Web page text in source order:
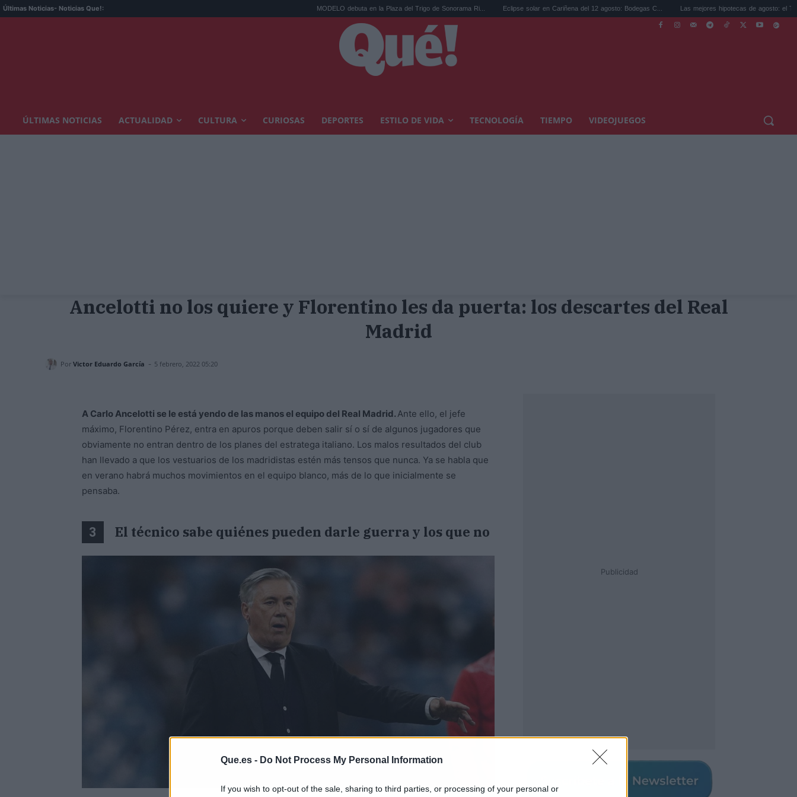
Que.es - Do Not Process My Personal Information
If you wish to opt-out of the sale, sharing to third parties, or processing of your personal or
Últimas Noticias- Noticias Que!: MODELO debuta en la Plaza del Trigo de Sonorama Ri... Eclipse solar en Cariñena del 12 agosto: Bodegas C... Las mejores hipotecas de agosto: el TAE más compet...
ÚLTIMAS NOTICIAS ACTUALIDAD CULTURA CURIOSAS DEPORTES ESTILO DE VIDA TECNOLOGÍA TIEMPO VIDEOJUEGOS
Ancelotti no los quiere y Florentino les da puerta: los descartes del Real
Madrid
Por Victor Eduardo García - 5 febrero, 2022 05:20
A Carlo Ancelotti se le está yendo de las manos el equipo del Real Madrid.Ante ello, el jefe
máximo, Florentino Pérez, entra en apuros porque deben salir sí o sí de algunos jugadores que
obviamente no entran dentro de los planes del estratega italiano. Los malos resultados del club
han llevado a que los vestuarios de los madridistas estén más tensos que nunca. Ya se habla que
en verano habrá muchos movimientos en el equipo blanco, más de lo que inicialmente se
pensaba.
3 El técnico sabe quiénes pueden darle guerra y los que no
Publicidad